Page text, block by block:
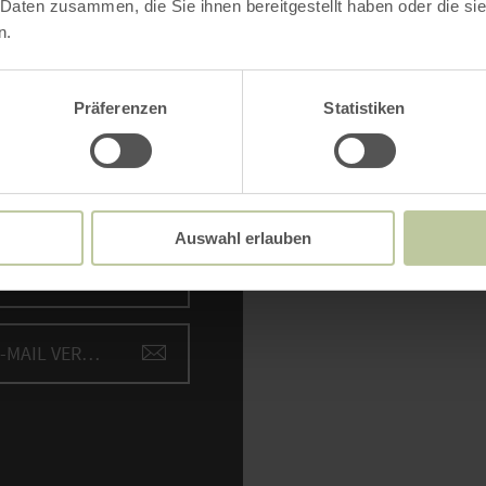
zusammen, die Sie ihnen bereitgestellt haben oder die
Präferenzen Statistiken
Auswahl erlauben
Hellenthal
(0049) 2482 85115
E-MAIL VERFASSEN
Bitte